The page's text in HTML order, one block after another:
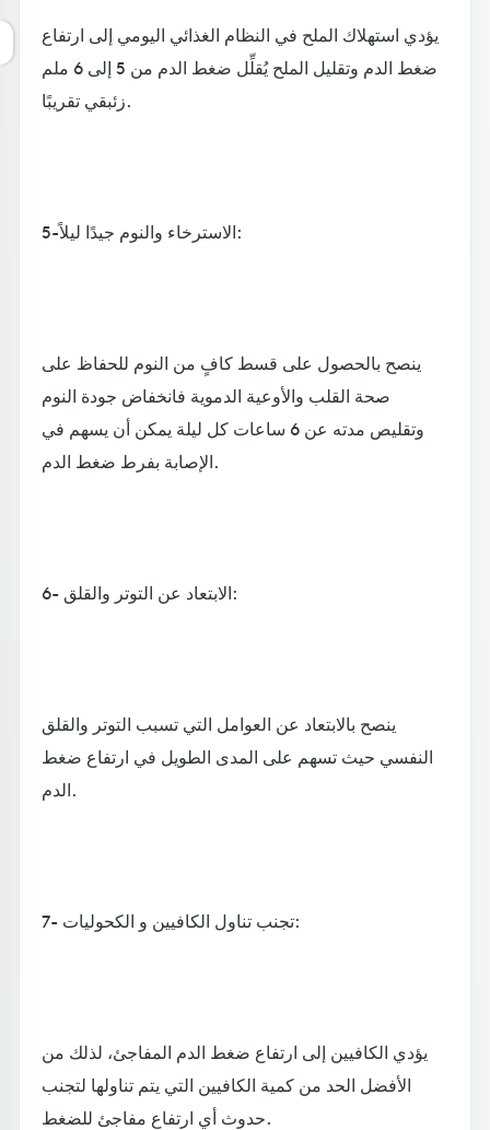
يؤدي استهلاك الملح في النظام الغذائي اليومي إلى ارتفاع
ضغط الدم وتقليل الملح يُقلِّل ضغط الدم من 5 إلى 6 ملم
زئبقي تقريبًا.
5-الاسترخاء والنوم جيدًا ليلاً:
ينصح بالحصول على قسط كافٍ من النوم للحفاظ على
صحة القلب والأوعية الدموية فانخفاض جودة النوم
وتقليص مدته عن 6 ساعات كل ليلة يمكن أن يسهم في
الإصابة بفرط ضغط الدم.
6- الابتعاد عن التوتر والقلق:
ينصح بالابتعاد عن العوامل التي تسبب التوتر والقلق
النفسي حيث تسهم على المدى الطويل في ارتفاع ضغط
الدم.
7- تجنب تناول الكافيين و الكحوليات:
يؤدي الكافيين إلى ارتفاع ضغط الدم المفاجئ، لذلك من
الأفضل الحد من كمية الكافيين التي يتم تناولها لتجنب
حدوث أي ارتفاع مفاجئ للضغط.